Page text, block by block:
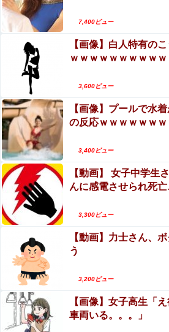
Powered by livedoor 相互RSS
7,400ビュー
【画像】白人特有の
ｗｗｗｗｗｗｗｗｗｗ
3,600ビュー
【画像】プールで水
の反応ｗｗｗｗｗｗｗ
3,400ビュー
【動画】 女子中学生
んに感電させられ死
3,300ビュー
【動画】力士さん、
う
3,200ビュー
【画像】女子高生「
車両いる。。。」